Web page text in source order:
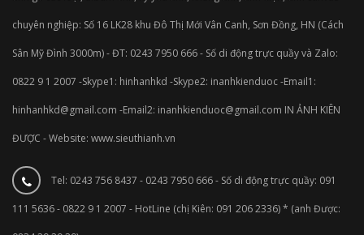
chuyên nghiệp: Số 16 LK28 khu Đô Thị Mới Vân Canh, Sơn Đồng, HN (Cách
Sân Mỹ Đình 3000m) - ĐT: 0243 7950 666 - Số di động trực quầy và Zalo:
0822 9 1 2007 -Skype1: hinhanhkd -Skype2: inanhkienduoc -Email1:
hinhanhkd@gmail.com -Email2: inanhkienduoc@gmail.com IN ẢNH KIÊN
ĐƯỢC - Website: www.sieuthianh.vn
Tel: 0243 756 8437 - 0243 7950 666 - Số di động trực quầy: 091
111 5636 - 0822 9 1 2007 - HotLine (chị Kiên: 091 206 2336) * (anh Được: